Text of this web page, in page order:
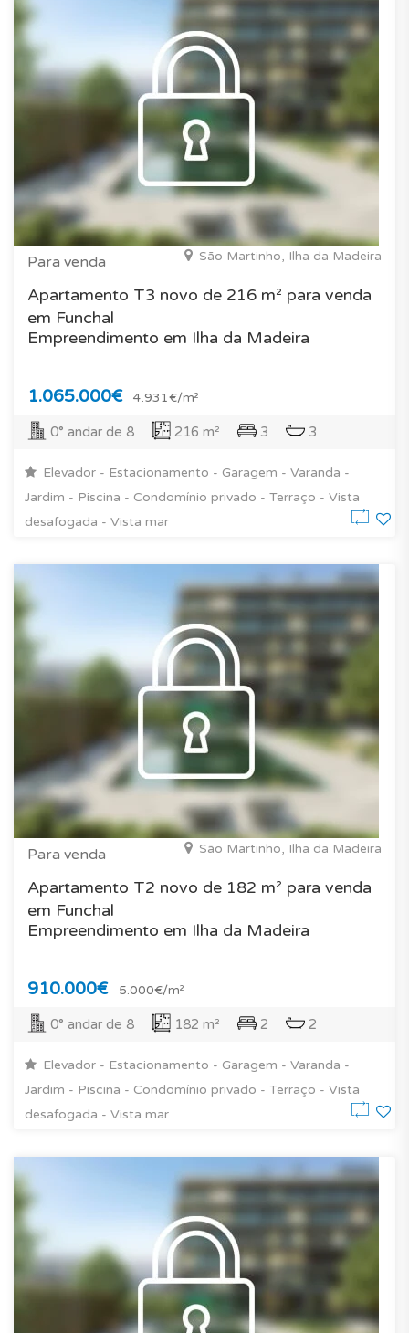
Para venda São Martinho, Ilha da Madeira
Apartamento T3 novo de 216 m² para venda
em Funchal
Empreendimento em Ilha da Madeira
1.065.000€ 4.931€/m²
0° andar de 8 216 m² 3 3
Elevador - Estacionamento - Garagem - Varanda -
Jardim - Piscina - Condomínio privado - Terraço - Vista
desafogada - Vista mar
Para venda São Martinho, Ilha da Madeira
Apartamento T2 novo de 182 m² para venda
em Funchal
Empreendimento em Ilha da Madeira
910.000€ 5.000€/m²
0° andar de 8 182 m² 2 2
Elevador - Estacionamento - Garagem - Varanda -
Jardim - Piscina - Condomínio privado - Terraço - Vista
desafogada - Vista mar